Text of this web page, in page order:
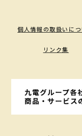
個人情報の取扱いに
リンク集